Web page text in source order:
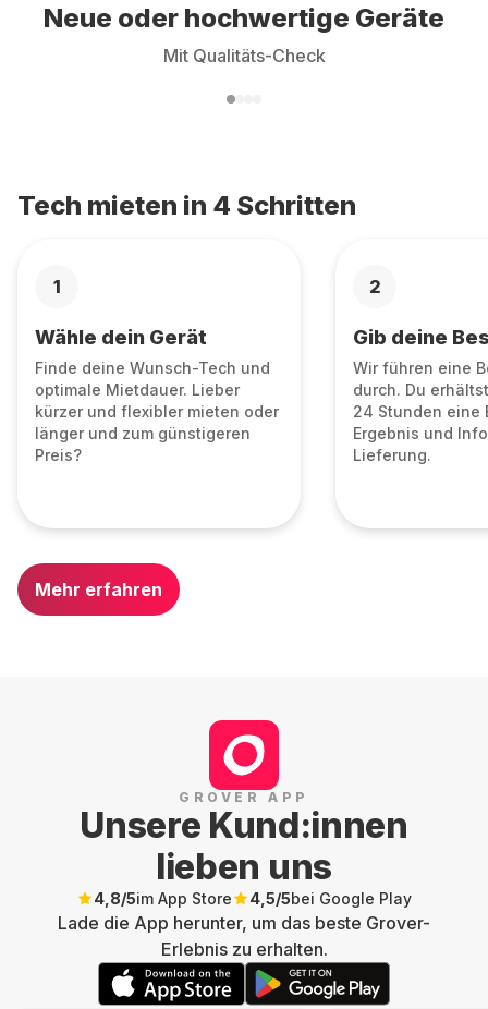
Neue oder hochwertige Geräte
Mit Qualitäts-Check
Tech mieten in 4 Schritten
1
Wähle dein Gerät
Finde deine Wunsch-Tech und
optimale Mietdauer. Lieber
kürzer und flexibler mieten oder
länger und zum günstigeren
Preis?
2
Gib deine
Wir führen eine
durch. Du
24 Stunden eine
Ergebnis und
Lieferung.
Mehr erfahren
GROVER APP
Unsere Kund:innen
lieben uns
4,8/5im App Store 4,5/5bei Google Play
Lade die App herunter, um das beste Grover-
Erlebnis zu erhalten.